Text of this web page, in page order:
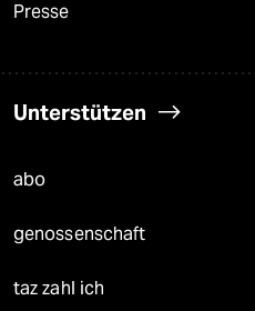
Presse
Unterstützen
abo
genossenschaft
taz zahl ich